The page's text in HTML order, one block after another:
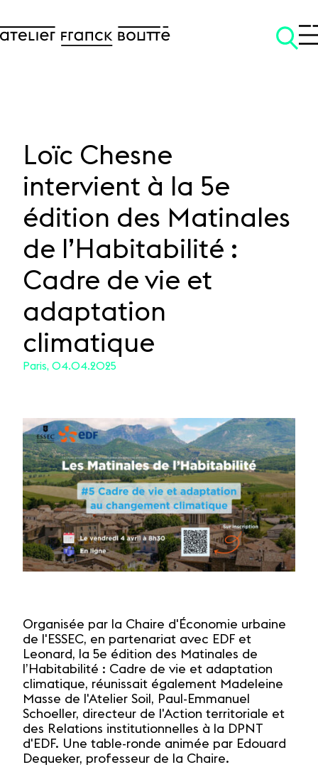
SKIP TO CONTENT
Loïc Chesne
intervient à la 5e
édition des Matinales
de l’Habitabilité :
Cadre de vie et
adaptation
climatique
Paris, 04.04.2025
Organisée par la Chaire d'Économie urbaine
de l'ESSEC, en partenariat avec EDF et
Leonard, la 5e édition des Matinales de
l’Habitabilité : Cadre de vie et adaptation
climatique, réunissait également Madeleine
Masse de l'Atelier Soil, Paul-Emmanuel
Schoeller, directeur de l'Action territoriale et
des Relations institutionnelles à la DPNT
d'EDF. Une table-ronde animée par Edouard
Dequeker, professeur de la Chaire.